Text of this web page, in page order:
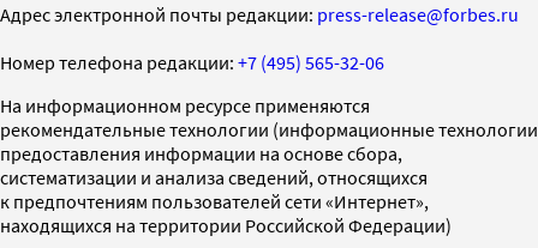
Адрес электронной почты редакции: press-release@forbes.ru
Номер телефона редакции: +7 (495) 565-32-06
На информационном ресурсе применяются
рекомендательные технологии (информационные технологии
предоставления информации на основе сбора,
систематизации и анализа сведений, относящихся
к предпочтениям пользователей сети «Интернет»,
находящихся на территории Российской Федерации)